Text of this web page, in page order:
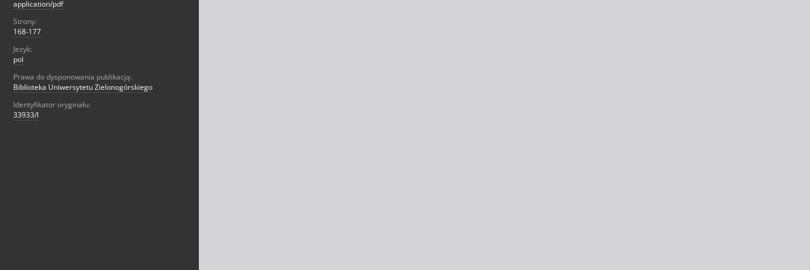
application/pdf
Strony:
168-177
Jezyk:
pol
Prawa do dysponowania publikacją:
Biblioteka Uniwersytetu Zielonogórskiego
Identyfikator oryginału:
33933/I